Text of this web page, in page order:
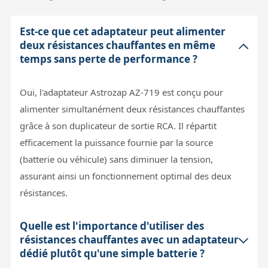
Est-ce que cet adaptateur peut alimenter
deux résistances chauffantes en même
temps sans perte de performance ?
Oui, l'adaptateur Astrozap AZ-719 est conçu pour
alimenter simultanément deux résistances chauffantes
grâce à son duplicateur de sortie RCA. Il répartit
efficacement la puissance fournie par la source
(batterie ou véhicule) sans diminuer la tension,
assurant ainsi un fonctionnement optimal des deux
résistances.
Quelle est l'importance d'utiliser des
résistances chauffantes avec un adaptateur
dédié plutôt qu'une simple batterie ?